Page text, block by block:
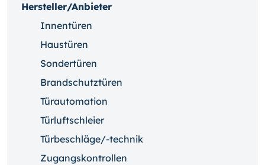
Hersteller/Anbieter
Innentüren
Haustüren
Sondertüren
Brandschutztüren
Türautomation
Türluftschleier
Türbeschläge/-technik
Zugangskontrollen